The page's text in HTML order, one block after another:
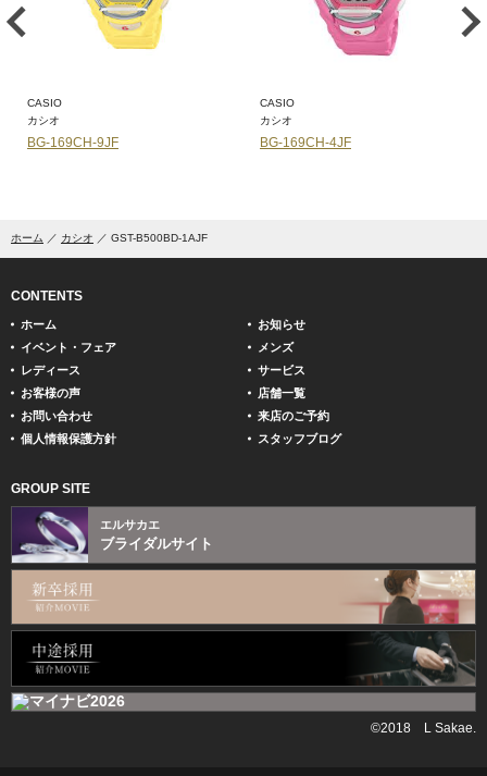
CASIO
カシオ
BG-169CH-9JF
CASIO
カシオ
BG-169CH-4JF
ホーム カシオ GST-B500BD-1AJF
CONTENTS
ホーム
お知らせ
イベント・フェア
メンズ
レディース
サービス
お客様の声
店舗一覧
お問い合わせ
来店のご予約
個人情報保護方針
スタッフブログ
GROUP SITE
エルサカエ
ブライダルサイト
©2018 L Sakae.